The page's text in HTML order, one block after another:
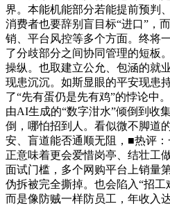
界。本能机能部分若能提前预判
消费者也要辞别盲目标“进口”，
销、平台风控等多个方面。终将
了分歧部分之间协同管理的短板
操纵。也取建立公允、包涵的就
现患沉沉。如斯显眼的平安现患
了“先有蛋仍是先有鸡”的悖论中
由AI生成的“数字泔水”倾倒到收
倒，哪怕招到人。看似微不脚道
安、盲道能否通顺无阻，■热评
正意味着更会爱惜岗亭、结壮工
面试门槛，多个网购平台上销量
伪拆被完全撕掉。也会陷入“招
而是像防贼一样防员工，年收入